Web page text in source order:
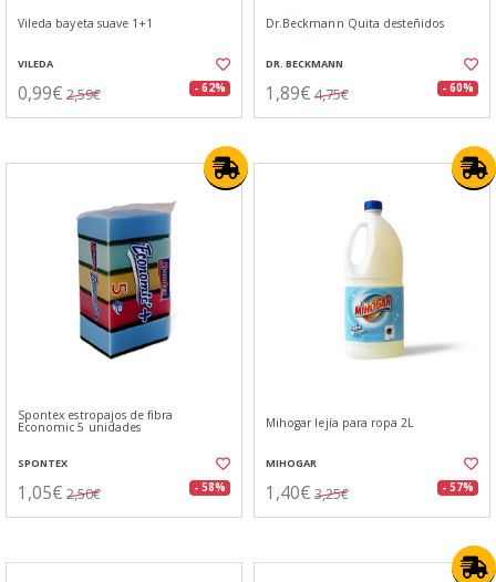
Vileda bayeta suave 1+1
VILEDA
0,99€ 2,59€ - 62%
Dr.Beckmann Quita desteñidos
DR. BECKMANN
1,89€ 4,75€ - 60%
Spontex estropajos de fibra
Economic 5 unidades
SPONTEX
1,05€ 2,50€ - 58%
Mihogar lejía para ropa 2L
MIHOGAR
1,40€ 3,25€ - 57%